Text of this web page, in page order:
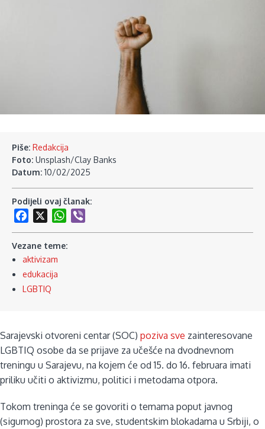
Piše: Redakcija
Foto: Unsplash/Clay Banks
Datum: 10/02/2025
Podijeli ovaj članak:
Facebook
WhatsApp
Vezane teme:
aktivizam
edukacija
LGBTIQ
Sarajevski otvoreni centar (SOC) poziva sve zainteresovane
LGBTIQ osobe da se prijave za učešće na dvodnevnom
treningu u Sarajevu, na kojem će od 15. do 16. februara imati
priliku učiti o aktivizmu, politici i metodama otpora.
Tokom treninga će se govoriti o temama poput javnog
(sigurnog) prostora za sve, studentskim blokadama u Srbiji, o